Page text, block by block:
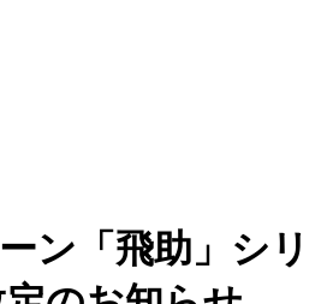
ン「飛助」シリ